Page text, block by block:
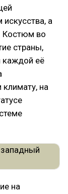
искусства, а
Костюм во
страны,
каждой её
климату, на
на